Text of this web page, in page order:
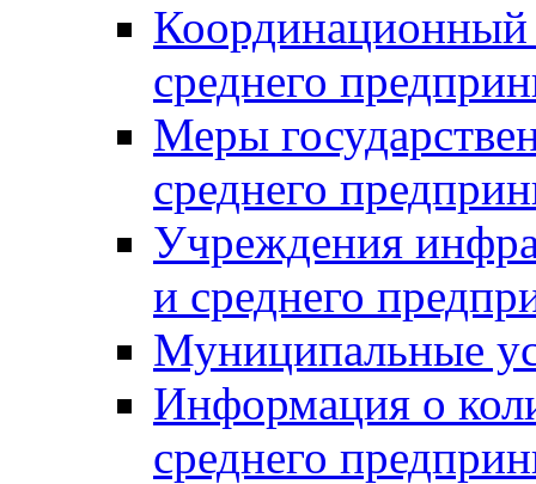
Координационный
среднего
Меры
среднего
Учреждения
и среднего
Муниципальные
Информация о
среднего